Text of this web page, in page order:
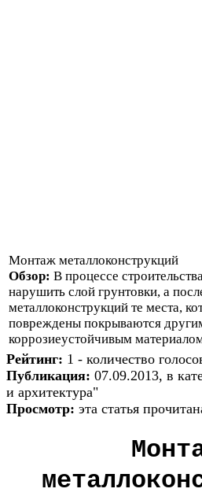
Монтаж металлоконструкций
Обзор: В процессе
нарушить слой грунтовки, а
металлоконструкций те места,
повреждены покрываются
коррозиеустойчивым
Рейтинг: 1 - количество
Публикация: 07.09.2013, в
и архитектура"
Просмотр: эта статья